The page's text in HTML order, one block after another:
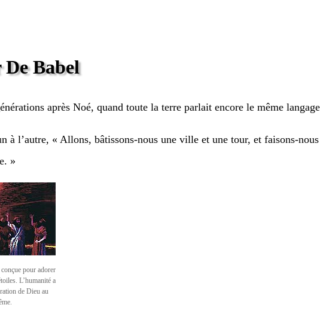
Babel
après Noé, quand toute la terre parlait encore le même
à l’autre, « Allons, bâtissons-nous une ville et une tour, et faisons-
»
pour adorer
L’humanité a
de Dieu au